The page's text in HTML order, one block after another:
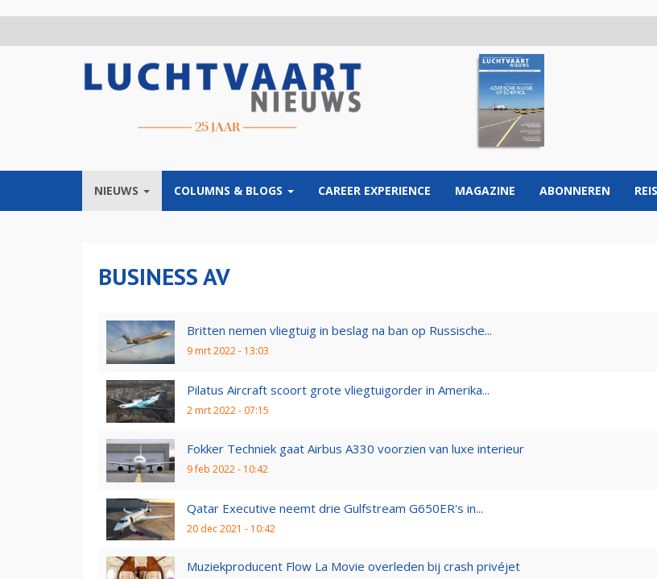
NIEUWS COLUMNS & BLOGS CAREER EXPERIENCE MAGAZINE ABONNEREN
BUSINESS AV
Britten nemen vliegtuig in beslag na ban op Russische...
9 mrt 2022 - 13:03
Pilatus Aircraft scoort grote vliegtuigorder in Amerika...
2 mrt 2022 - 07:15
Fokker Techniek gaat Airbus A330 voorzien van luxe interieur
9 feb 2022 - 10:42
Qatar Executive neemt drie Gulfstream G650ER's in...
20 dec 2021 - 10:42
Muziekproducent Flow La Movie overleden bij crash privéjet